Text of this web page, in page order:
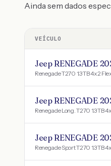
Ainda sem dados
VEÍCULO
Jeep RENEGADE
Renegade T270 1.3 TB 4x2
Jeep RENEGADE
Jeep RENEGADE